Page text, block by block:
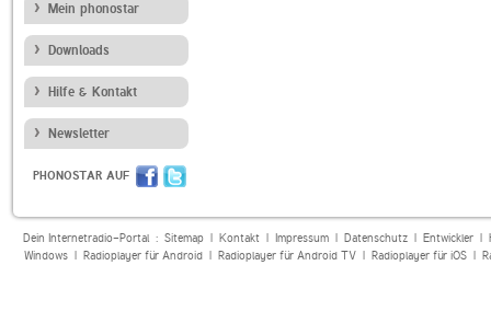
Mein phonostar
Downloads
Hilfe & Kontakt
Newsletter
PHONOSTAR AUF
Dein Internetradio-Portal : Sitemap| Kontakt| Impressum| Datenschutz| Entwickler|
Windows| Radioplayer für Android| Radioplayer für Android TV| Radioplayer für iOS|